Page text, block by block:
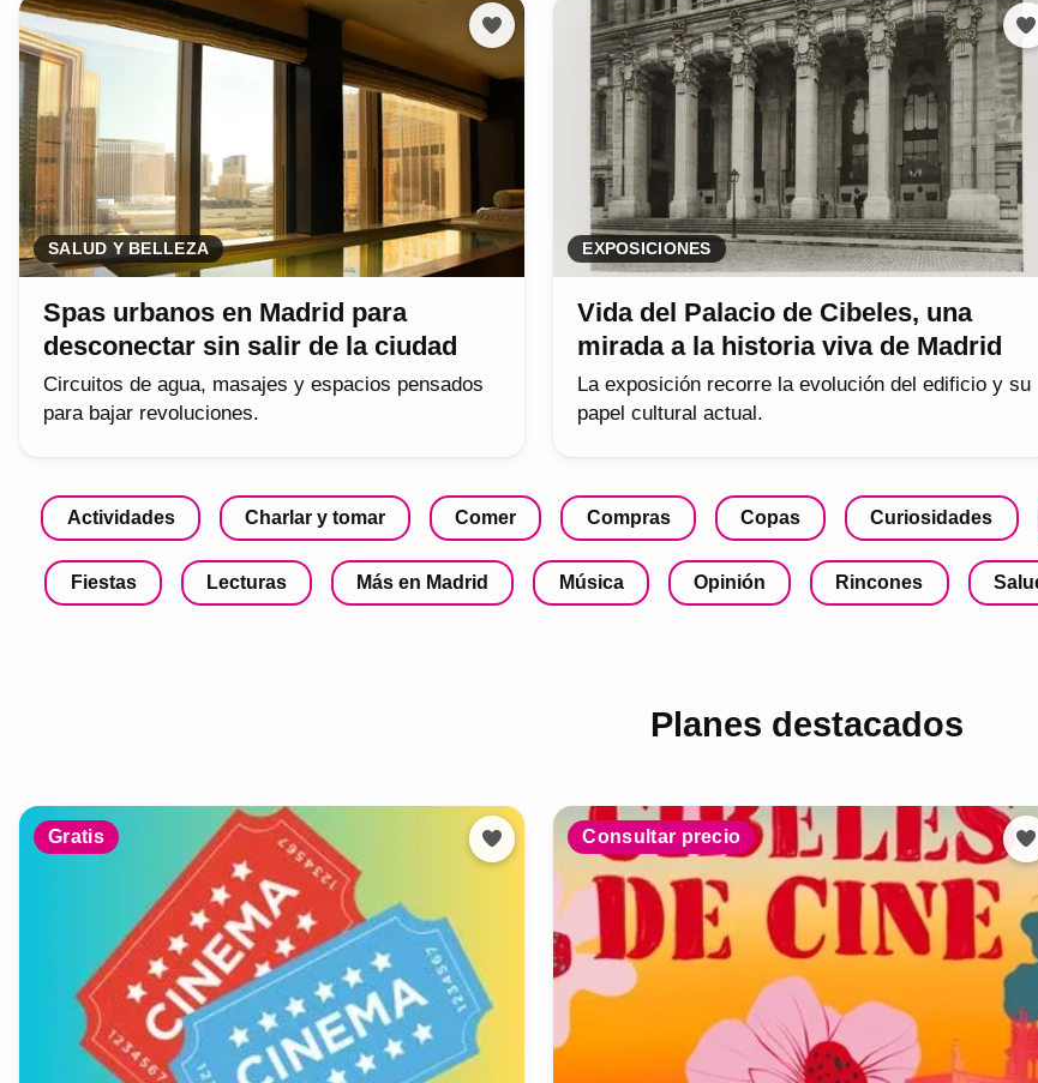
SALUD Y BELLEZA
Spas urbanos en Madrid para
desconectar sin salir de la ciudad
Circuitos de agua, masajes y espacios pensados
para bajar revoluciones.
EXPOSICIONES
Vida del Palacio de Cibeles, una
mirada a la historia viva de Madrid
La exposición recorre la evolución del edificio y su
papel cultural actual.
Actividades Charlar y tomar Comer Compras Copas Curiosidades
Fiestas Lecturas Más en Madrid Música Opinión Rincones
Planes destacados
Gratis Consultar precio